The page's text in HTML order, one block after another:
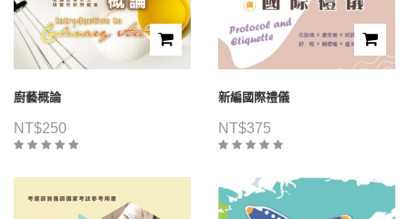
廚藝概論
NT$250
新編國際禮儀
NT$375